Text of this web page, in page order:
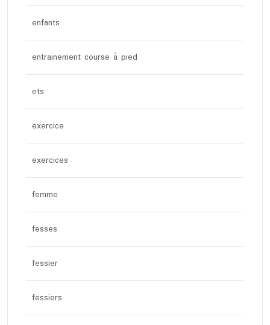
enfants
entrainement course à pied
ets
exercice
exercices
femme
fesses
fessier
fessiers